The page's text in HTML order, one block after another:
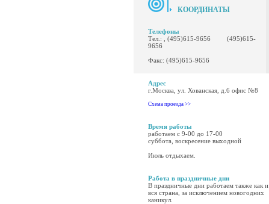
КООРДИНАТЫ
Телефоны
Тел.: , (495)615-9656 (495)615-
9656
Факс: (495)615-9656
Адрес
г.Москва, ул. Хованская, д.6 офис №8
Схема проезда >>
Время работы
работаем с 9-00 до 17-00
суббота, воскресение выходной
Июль отдыхаем.
Работа в праздничные дни
В праздничные дни работаем также как и
вся страна, за исключением новогодних
каникул.